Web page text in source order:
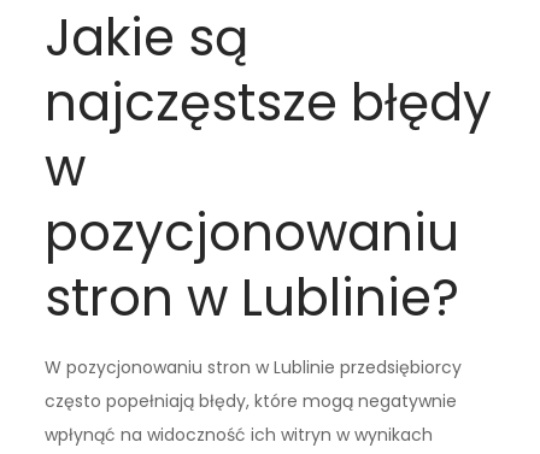
Jakie są
najczęstsze błędy
w
pozycjonowaniu
stron w Lublinie?
W pozycjonowaniu stron w Lublinie przedsiębiorcy
często popełniają błędy, które mogą negatywnie
wpłynąć na widoczność ich witryn w wynikach